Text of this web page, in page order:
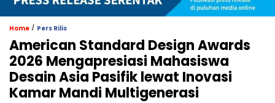
Home / Pers Rilis
American Standard Design Awards
2026 Mengapresiasi Mahasiswa
Desain Asia Pasifik lewat Inovasi
Kamar Mandi Multigenerasi